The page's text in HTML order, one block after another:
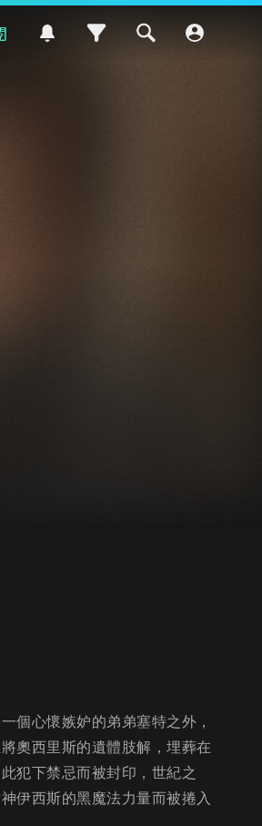
個心懷嫉妒的弟弟塞特之外，
奧西里斯的遺體肢解，埋葬在
犯下禁忌而被封印，世紀之
伊西斯的黑魔法力量而被捲入